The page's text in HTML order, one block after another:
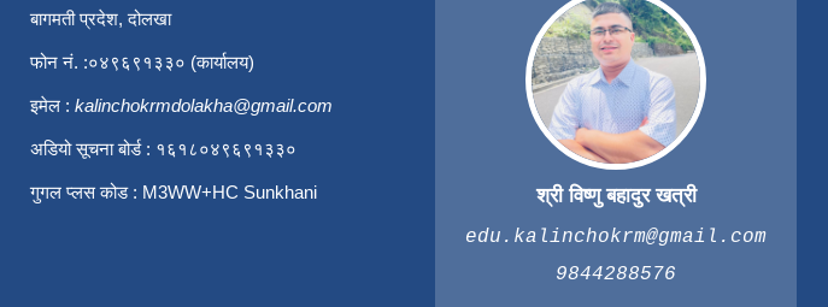
बागमती प्रदेश, दोलखा
फोन नं. :०४९६९१३३० (कार्यालय)
इमेल : kalinchokrmdolakha@gmail.com
अडियो सूचना बोर्ड : १६१८०४९६९१३३०
गुगल प्लस कोड : M3WW+HC Sunkhani श्री विष्णु बहादुर खत्री
edu.kalinchokrm@gmail.com
9844288576